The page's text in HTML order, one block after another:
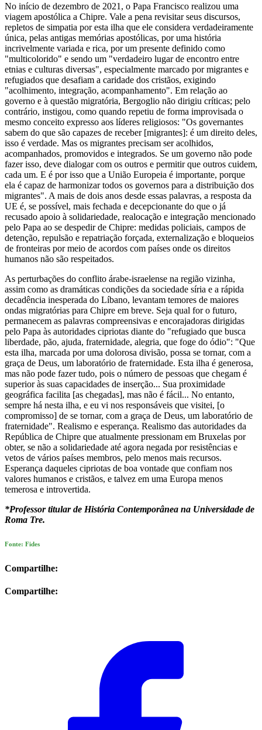
No início de dezembro de 2021, o Papa Francisco realizou uma
viagem apostólica a Chipre. Vale a pena revisitar seus discursos,
repletos de simpatia por esta ilha que ele considera verdadeiramente
única, pelas antigas memórias apostólicas, por uma história
incrivelmente variada e rica, por um presente definido como
"multicolorido" e sendo um "verdadeiro lugar de encontro entre
etnias e culturas diversas", especialmente marcado por migrantes e
refugiados que desafiam a caridade dos cristãos, exigindo
"acolhimento, integração, acompanhamento". Em relação ao
governo e à questão migratória, Bergoglio não dirigiu críticas; pelo
contrário, instigou, como quando repetiu de forma improvisada o
mesmo conceito expresso aos líderes religiosos: "Os governantes
sabem do que são capazes de receber [migrantes]: é um direito deles,
isso é verdade. Mas os migrantes precisam ser acolhidos,
acompanhados, promovidos e integrados. Se um governo não pode
fazer isso, deve dialogar com os outros e permitir que outros cuidem,
cada um. E é por isso que a União Europeia é importante, porque
ela é capaz de harmonizar todos os governos para a distribuição dos
migrantes". A mais de dois anos desde essas palavras, a resposta da
UE é, se possível, mais fechada e decepcionante do que o já
recusado apoio à solidariedade, realocação e integração mencionado
pelo Papa ao se despedir de Chipre: medidas policiais, campos de
detenção, repulsão e repatriação forçada, externalização e bloqueios
de fronteiras por meio de acordos com países onde os direitos
humanos não são respeitados.
As perturbações do conflito árabe-israelense na região vizinha,
assim como as dramáticas condições da sociedade síria e a rápida
decadência inesperada do Líbano, levantam temores de maiores
ondas migratórias para Chipre em breve. Seja qual for o futuro,
permanecem as palavras compreensivas e encorajadoras dirigidas
pelo Papa às autoridades cipriotas diante do "refugiado que busca
liberdade, pão, ajuda, fraternidade, alegria, que foge do ódio": "Que
esta ilha, marcada por uma dolorosa divisão, possa se tornar, com a
graça de Deus, um laboratório de fraternidade. Esta ilha é generosa,
mas não pode fazer tudo, pois o número de pessoas que chegam é
superior às suas capacidades de inserção... Sua proximidade
geográfica facilita [as chegadas], mas não é fácil... No entanto,
sempre há nesta ilha, e eu vi nos responsáveis que visitei, [o
compromisso] de se tornar, com a graça de Deus, um laboratório de
fraternidade". Realismo e esperança. Realismo das autoridades da
República de Chipre que atualmente pressionam em Bruxelas por
obter, se não a solidariedade até agora negada por resistências e
vetos de vários países membros, pelo menos mais recursos.
Esperança daqueles cipriotas de boa vontade que confiam nos
valores humanos e cristãos, e talvez em uma Europa menos
temerosa e introvertida.
*Professor titular de História Contemporânea na Universidade de
Roma Tre.
Fonte: Fides
Compartilhe:
Compartilhe: